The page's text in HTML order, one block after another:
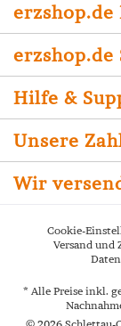
erzshop.de
erzshop.de
Hilfe &
Unsere
Wir
Cookie-
Versand und
* Alle Preise inkl.